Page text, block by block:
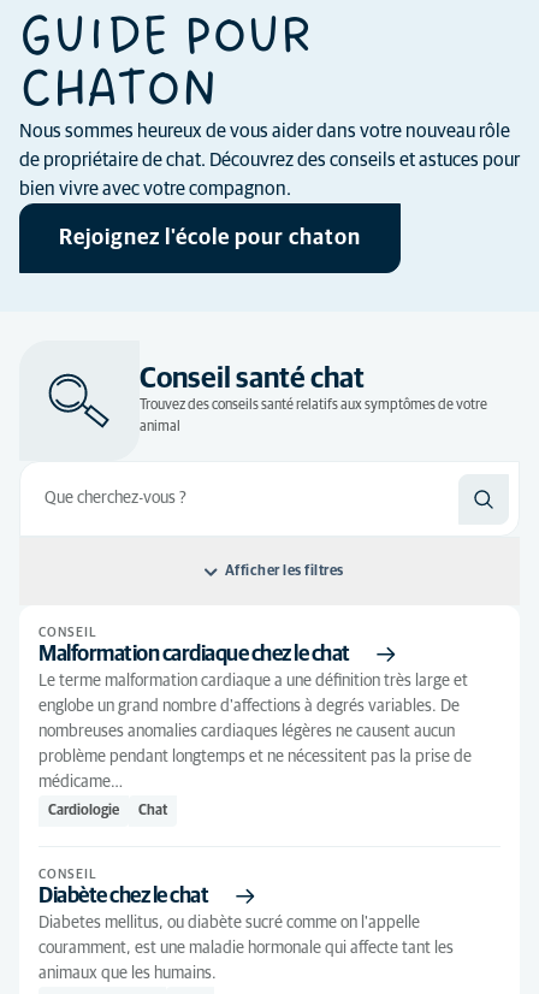
GUIDE POUR
CHATON
Nous sommes heureux de vous aider dans votre nouveau rôle
de propriétaire de chat. Découvrez des conseils et astuces pour
bien vivre avec votre compagnon.
Rejoignez l'école pour chaton
Conseil santé chat
Trouvez des conseils santé relatifs aux symptômes de votre
animal
Afficher les filtres
Classer par: Par pertinence
Par pertinence
Ordre alphabétique
Type d'article
Conseil
Toutes les disciplines
Analgésie
Cardiologie
Chirurgie des tissus mous
Tous les types d'animaux
Chaton
Chien
CONSEIL
Malformation cardiaque chez le chat
Le terme malformation cardiaque a une définition très large et
englobe un grand nombre d'affections à degrés variables. De
nombreuses anomalies cardiaques légères ne causent aucun
problème pendant longtemps et ne nécessitent pas la prise de
médicame…
Cardiologie Chat
CONSEIL
Diabète chez le chat
Diabetes mellitus, ou diabète sucré comme on l'appelle
couramment, est une maladie hormonale qui affecte tant les
animaux que les humains.